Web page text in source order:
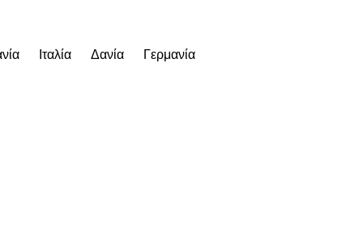
Ιταλία Δανία Γερμανία